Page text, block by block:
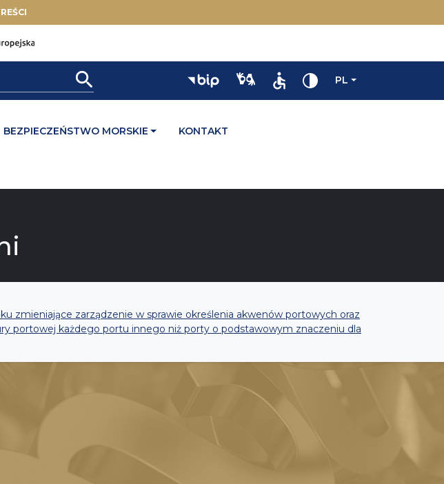
PL
BEZPIECZEŃSTWO MORSKIE KONTAKT
zmieniające zarządzenie w sprawie określenia akwenów portowych oraz
portowej każdego portu innego niż porty o podstawowym znaczeniu dla